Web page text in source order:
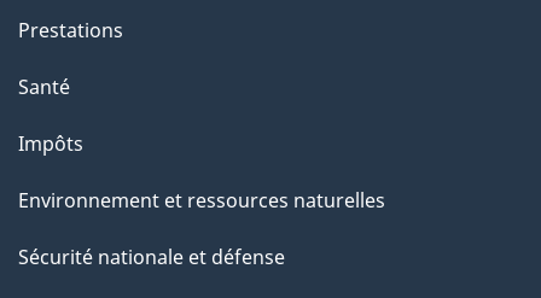
Prestations
Santé
Impôts
Environnement et ressources naturelles
Sécurité nationale et défense